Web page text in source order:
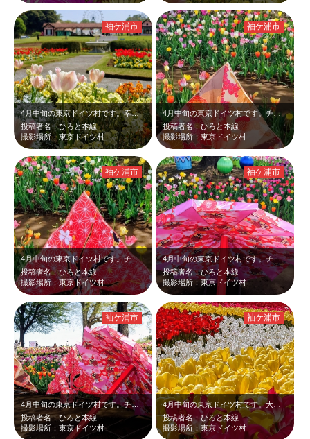
4月中旬の東京ドイツ村です。幸せの鐘近くの淡いピンクのチューリップや黄色い花が…
投稿者名：ひろと本線
撮影場所：東京ドイツ村
袖ケ浦市
4月中旬の東京ドイツ村です。チューリップを見に来ましたが、華やかな折り鶴が置い…
投稿者名：ひろと本線
撮影場所：東京ドイツ村
袖ケ浦市
4月中旬の東京ドイツ村です。チューリップを見に来ましたが、大きなピンクの折り鶴…
投稿者名：ひろと本線
撮影場所：東京ドイツ村
袖ケ浦市
4月中旬の東京ドイツ村です。チューリップを見に来ましたが、華やかなピンクの和傘…
投稿者名：ひろと本線
撮影場所：東京ドイツ村
袖ケ浦市
4月中旬の東京ドイツ村です。チューリップを見に来ましたが、色鮮やかな和傘や大き…
投稿者名：ひろと本線
撮影場所：東京ドイツ村
袖ケ浦市
4月中旬の東京ドイツ村です。大きなカーブを描く、赤、黄、白などのチューリップが…
投稿者名：ひろと本線
撮影場所：東京ドイツ村
袖ケ浦市